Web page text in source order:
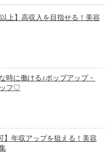
以上】高収入を目指せる！美容
時に働ける♪ポップアップ・
フ♡
】年収アップを狙える！美容